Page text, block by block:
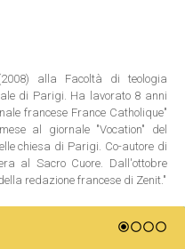
alla Facoltà di teologia
di Parigi. Ha lavorato 8 anni
francese France Catholique"
al giornale "Vocation" del
chiesa di Parigi. Co-autore di
al Sacro Cuore. Dall'ottobre
redazione francese di Zenit."